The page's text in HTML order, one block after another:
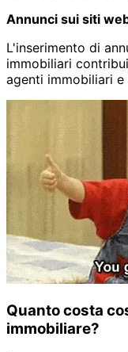
Annunci sui siti
L'inserimento di
immobiliari
agenti immobiliari
Quanto costa
immobiliare?